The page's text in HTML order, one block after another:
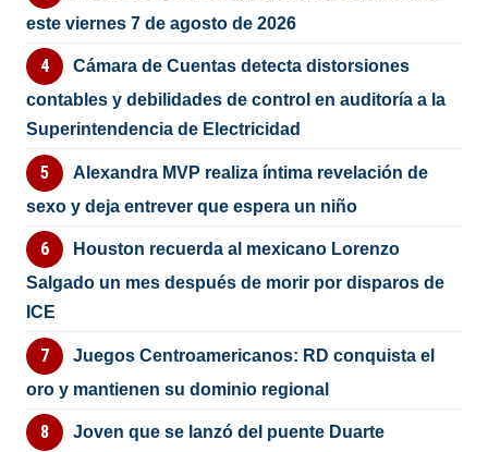
este viernes 7 de agosto de 2026
Cámara de Cuentas detecta distorsiones
contables y debilidades de control en auditoría a la
Superintendencia de Electricidad
Alexandra MVP realiza íntima revelación de
sexo y deja entrever que espera un niño
Houston recuerda al mexicano Lorenzo
Salgado un mes después de morir por disparos de
ICE
Juegos Centroamericanos: RD conquista el
oro y mantienen su dominio regional
Joven que se lanzó del puente Duarte